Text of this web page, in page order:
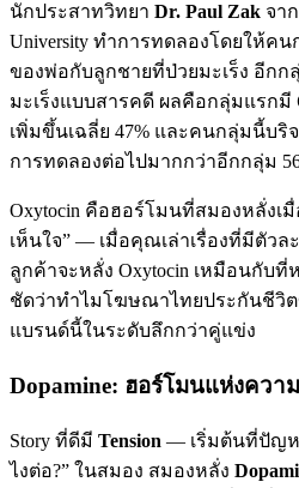
นักประสาทวิทยา Dr. Paul Zak จา
University ทำการทดลองโดยให้คน
ของพ่อกับลูกชายที่ป่วยมะเร็ง อีกก
มะเร็งแบบสารคดี ผลคือกลุ่มแรกมี
เพิ่มขึ้นเฉลี่ย 47% และคนกลุ่มนี้บริ
การทดลองต่อไปมากกว่าอีกกลุ่ม
Oxytocin คือฮอร์โมนที่สมองหลั่งเมื่
เห็นใจ” — เมื่อคุณเล่าเรื่องที่มีตัว
ลูกค้าจะหลั่ง Oxytocin เหมือนกับ
ชัดว่าทำไมโฆษณาไทยประกันชีวิต
แบรนด์นี้ในระดับลึกกว่าคู่แข่ง
Dopamine: ฮอร์โมนแห่งควา
Story ที่ดีมี Tension — เริ่มต้นที่ปัญห
ไงต่อ?” ในสมอง สมองหลั่ง